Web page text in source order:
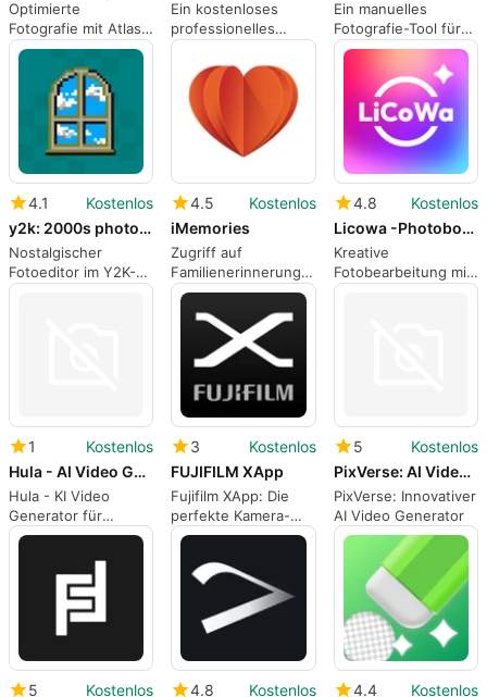
Optimierte
Fotografie mit Atlas
Photo Spot Finder
Ein kostenloses
professionelles
Snapshot-Tool
Ein manuelles
Fotografie-Tool für
das iPhone
4.1
Kostenlos
y2k: 2000s photo editor
Nostalgischer
Fotoeditor im Y2K-
Stil
4.5
Kostenlos
iMemories
Zugriff auf
Familienerinnerungen
mit iMemories
4.8
Kostenlos
Licowa -Photobooth Wallpaper
Kreative
Fotobearbeitung mit
Licowa
1
Kostenlos
Hula - AI Video Generator
Hula - KI Video
Generator für
kreative Köpfe
3
Kostenlos
FUJIFILM XApp
Fujifilm XApp: Die
perfekte Kamera-
Begleit-App
5
Kostenlos
PixVerse: AI Video Generator
PixVerse: Innovativer
AI Video Generator
5 Kostenlos 4.8 Kostenlos 4.4 Kostenlos